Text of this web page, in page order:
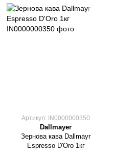
Артикул: IN0000000350
Dallmayer
Зернова кава Dallmayr
Espresso D'Oro 1кг